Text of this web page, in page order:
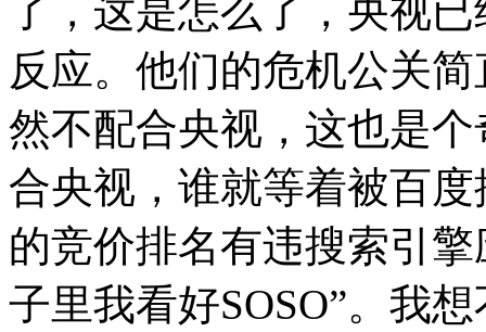
了，这是怎么了，央视
反应。他们的危机公关
然不配合央视，这也是
合央视，谁就等着被百
的竞价排名有违搜索引
子里我看好SOSO”。我